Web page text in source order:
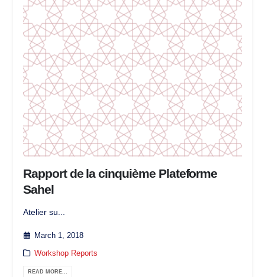
Rapport de la cinquième Plateforme
Sahel
Atelier su...
March 1, 2018
Workshop Reports
READ MORE...